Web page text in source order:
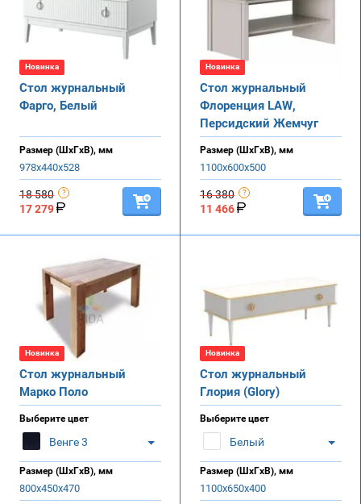
Новинка
Стол журнальный
Фарго, Белый
Размер (ШхГхВ), мм
978х440х528
18 580
17 279
Новинка
Стол журнальный
Флоренция LAW,
Персидский Жемчуг
Размер (ШхГхВ), мм
1100х600х500
16 380
11 466
Новинка
Стол журнальный
Марко Поло
Выберите цвет
Венге 3
Размер (ШхГхВ), мм
800х450х470
Новинка
Стол журнальный
Глория (Glory)
Выберите цвет
Белый
Размер (ШхГхВ), мм
1100х650х400